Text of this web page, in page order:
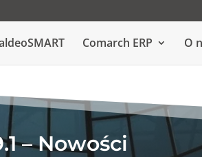
Comarch ERP O
– Nowości